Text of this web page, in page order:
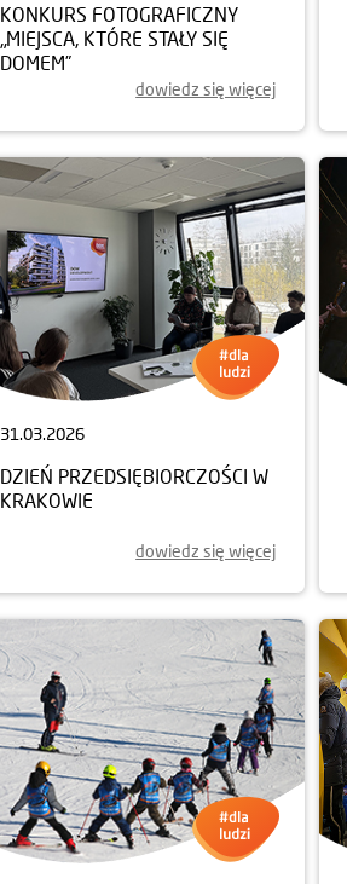
KONKURS FOTOGRAFICZNY
„MIEJSCA, KTÓRE STAŁY SIĘ
DOMEM”
dowiedz się więcej
31.03.2026
DZIEŃ PRZEDSIĘBIORCZOŚCI W
KRAKOWIE
dowiedz się więcej